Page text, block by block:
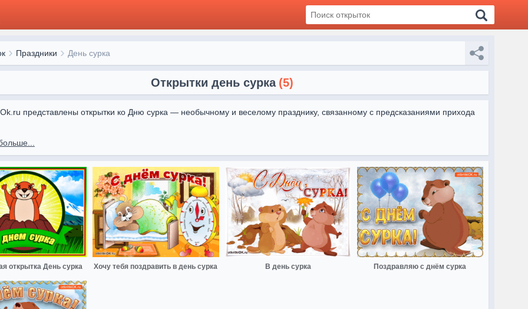
Праздники День сурка
Открытки день сурка (5)
представлены открытки ко Дню сурка — необычному и веселому празднику, связанному с предсказаниями прихода
от Otkritki Ok вы сможете поздравить друзей и близких, подарив улыбку и напомнив о традиции этого дня.
открытка День сурка Хочу тебя поздравить в день сурка В день сурка Поздравляю с днём сурка